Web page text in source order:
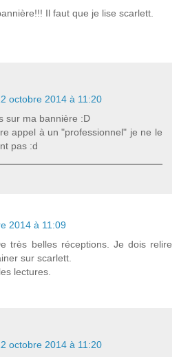
Il faut que je lise scarlett.
octobre 2014 à 11:20
sur ma bannière :D
appel à un "professionnel" je ne le
pas :d
2014 à 11:09
très belles réceptions. Je dois relire
sur scarlett.
lectures.
octobre 2014 à 11:20